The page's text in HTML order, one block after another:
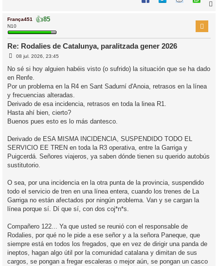
França451 👍85
N10
Re: Rodalies de Catalunya, paralitzada gener 2026
E
t
r
a
d
a
08 jul. 2026, 23:45
No sé si hoy alguien habéis visto (o sufrido) la situación que se ha dado
en Renfe.
Por un problema en la R4 en Sant Sadurní d'Anoia, retrasos en la línea
y frecuencias alteradas.
Derivado de esa incidencia, retrasos en toda la linea R1.
Hasta ahí bien, cierto?
Buenos pues esto es lo más dantesco.
Derivado de ESA MISMA INCIDENCIA, SUSPENDIDO TODO EL
SERVICIO EE TREN en toda la R3 operativa, entre la Garriga y
Puigcerdá. Señores viajeros, ya saben dónde tienen su querido autobús
sustitutorio.
O sea, por una incidencia en la otra punta de la provincia, suspendido
todo el servicio de tren en una línea entera, cuando los trenes de La
Garriga no están afectados por ningún problema. Van y se cargan la
línea porque sí. Dí que sí, con dos coj*n*s.
Compañero 122... Ya que usted se reunió con el responsable de
Rodalies, por qué no le pide a ese señor y a la señora Paneque, que
siempre está en todos los fregados, que en vez de dirigir una panda de
ineptos, hagan algo útil por la comunidad catalana y dimitan de sus
cargos, se pongan a fregar escaleras o mejor aún, se pongan un casco